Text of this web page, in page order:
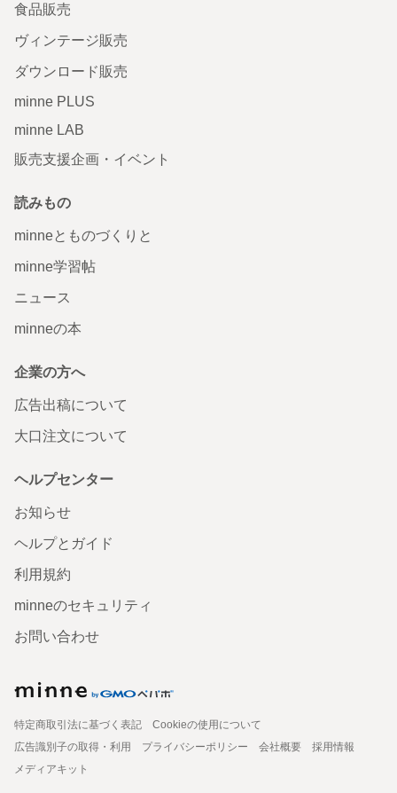
食品販売
ヴィンテージ販売
ダウンロード販売
minne PLUS
minne LAB
販売支援企画・イベント
読みもの
minneとものづくりと
minne学習帖
ニュース
minneの本
企業の方へ
広告出稿について
大口注文について
ヘルプセンター
お知らせ
ヘルプとガイド
利用規約
minneのセキュリティ
お問い合わせ
特定商取引法に基づく表記
Cookieの使用について
広告識別子の取得・利用
プライバシーポリシー 会社概要
採用情報
メディアキット